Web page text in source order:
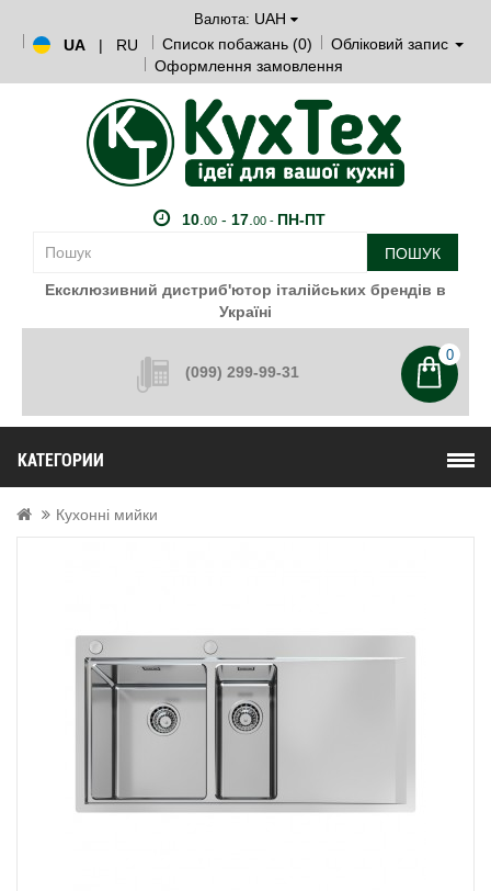
Валюта: UAH
UA
| RU Список побажань (0)
Обліковий запис
Оформлення замовлення
10. 00- 17. 00 - ПН-ПТ
ПОШУК
Ексклюзивний дистриб'ютор італійських брендів в
Україні
(099) 299-99-31
0
КАТЕГОРИИ
Кухонні мийки